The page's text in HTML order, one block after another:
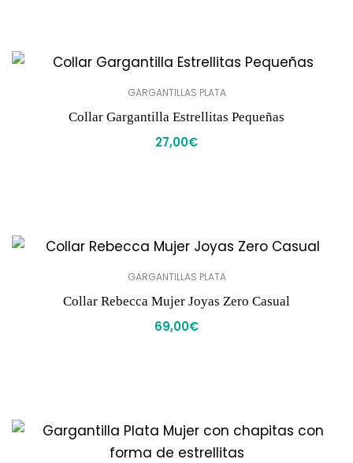
GARGANTILLAS PLATA
Collar Gargantilla Estrellitas Pequeñas
27,00€
GARGANTILLAS PLATA
Collar Rebecca Mujer Joyas Zero Casual
69,00€